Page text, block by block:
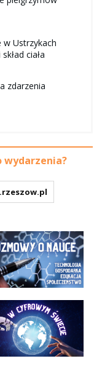
w Ustrzykach
ciała
zdarzenia
wydarzenia?